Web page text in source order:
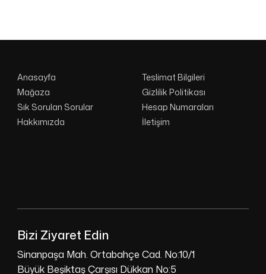
Bizi Ziyaret Edin
Sinanpaşa Mah. Ortabahçe Cad. No:10/1
Büyük Beşiktaş Çarşısı Dükkan No:5
Anasayfa
Mağaza
Sık Sorulan Sorular
Hakkımızda
Teslimat Bilgileri
Gizlilik Politikası
Hesap Numaraları
İletişim